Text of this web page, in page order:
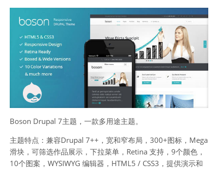
Boson Drupal 7主题，一款多用途主题。
主题特点：兼容Drupal 7++，宽和窄布局，300+图标，Mega
滑块，可筛选作品展示，下拉菜单，Retina 支持，9个颜色，
10个图案，WYSIWYG 编辑器，HTML5 / CSS3，提供演示和